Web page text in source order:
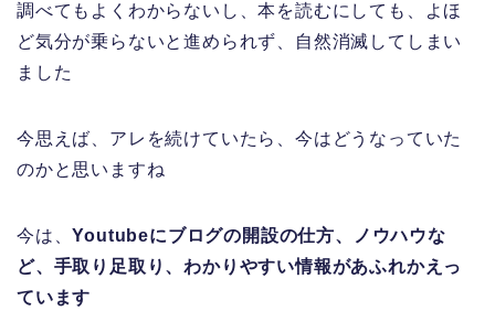
調べてもよくわからないし、本を読むにしても、よほ
ど気分が乗らないと進められず、自然消滅してしまい
ました
今思えば、アレを続けていたら、今はどうなっていた
のかと思いますね
今は、Youtubeにブログの開設の仕方、ノウハウな
ど、手取り足取り、わかりやすい情報があふれかえっ
ています